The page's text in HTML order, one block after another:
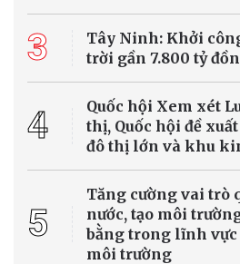
3
Tây Ninh: Khởi
trời gần 7.800 tỷ
4
Quốc hội Xem xét
thị, Quốc hội đề
đô thị lớn và khu
5
Tăng cường vai trò
nước, tạo môi
bằng trong lĩnh
môi trường